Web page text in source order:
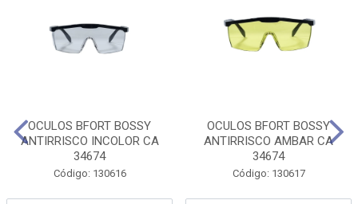
OCULOS BFORT BOSSY
ANTIRRISCO INCOLOR CA
34674
Código: 130616
OCULOS BFORT BOSSY
ANTIRRISCO AMBAR CA
34674
Código: 130617